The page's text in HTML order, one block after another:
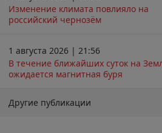
Изменение климата повлияло на
российский чернозём
1 августа 2026 | 21:56
В течение ближайших суток на
ожидается магнитная буря
Другие публикации